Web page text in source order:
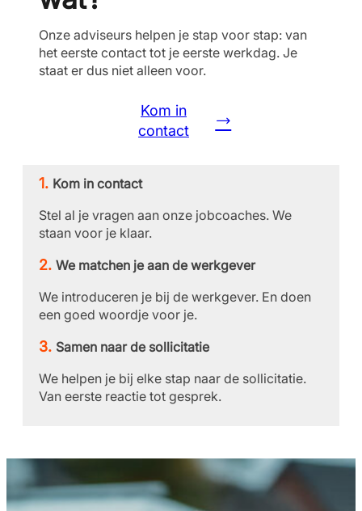
Onze adviseurs helpen je stap voor stap: van
het eerste contact tot je eerste werkdag. Je
staat er dus niet alleen voor.
Kom in
contact
Kom in contact
Stel al je vragen aan onze jobcoaches. We
staan voor je klaar.
We matchen je aan de werkgever
We introduceren je bij de werkgever. En doen
een goed woordje voor je.
Samen naar de sollicitatie
We helpen je bij elke stap naar de sollicitatie.
Van eerste reactie tot gesprek.